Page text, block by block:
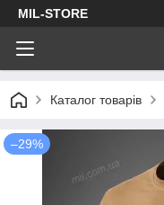
MIL-STORE
Каталог товарів
–29%